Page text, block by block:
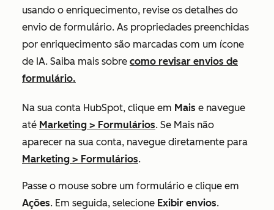
usando o enriquecimento, revise os detalhes do
envio de formulário. As propriedades preenchidas
por enriquecimento são marcadas com um ícone
de IA. Saiba mais sobre como revisar envios de
formulário.
Na sua conta HubSpot, clique em Mais e navegue
até Marketing > Formulários. Se Mais não
aparecer na sua conta, navegue diretamente para
Marketing > Formulários.
Passe o mouse sobre um formulário e clique em
Ações. Em seguida, selecione Exibir envios.